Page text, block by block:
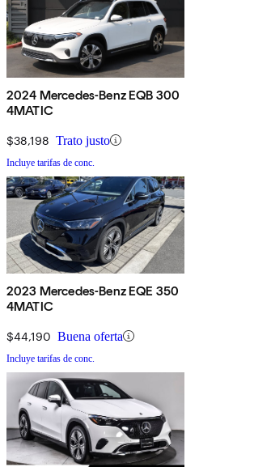
2024 Mercedes-Benz EQB 300
4MATIC
$38,198 Trato justo
Incluye tarifas de conc.
2023 Mercedes-Benz EQE 350
4MATIC
$44,190 Buena oferta
Incluye tarifas de conc.